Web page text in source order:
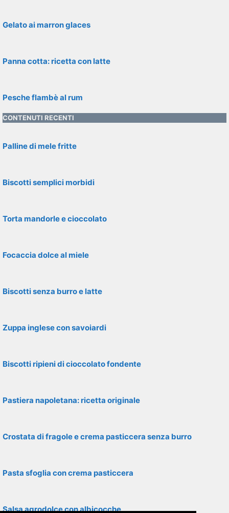
Gelato ai marron glaces
Panna cotta: ricetta con latte
Pesche flambè al rum
CONTENUTI RECENTI
Palline di mele fritte
Biscotti semplici morbidi
Torta mandorle e cioccolato
Focaccia dolce al miele
Biscotti senza burro e latte
Zuppa inglese con savoiardi
Biscotti ripieni di cioccolato fondente
Pastiera napoletana: ricetta originale
Crostata di fragole e crema pasticcera senza burro
Pasta sfoglia con crema pasticcera
Salsa agrodolce con albicocche